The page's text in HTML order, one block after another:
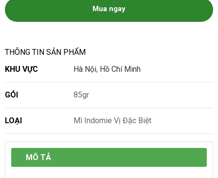
Mua ngay
THÔNG TIN SẢN PHẨM
KHU VỰC
Hà Nội, Hồ Chí Minh
GÓI 85gr
LOẠI Mì Indomie Vị Đặc Biệt
MÔ TẢ